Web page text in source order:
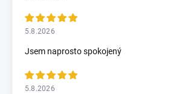
5.8.2026
Jsem naprosto spokojený
5.8.2026